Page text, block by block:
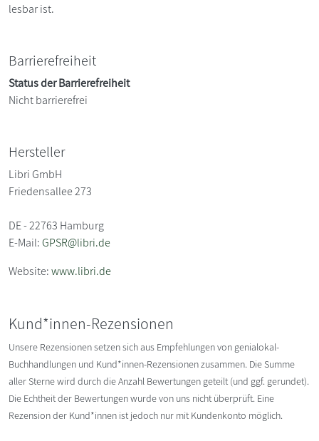
lesbar ist.
Barrierefreiheit
Status der Barrierefreiheit
Nicht barrierefrei
Hersteller
Libri GmbH
Friedensallee 273
DE - 22763 Hamburg
E-Mail:GPSR@libri.de
Website:www.libri.de
Kund*innen-Rezensionen
Unsere Rezensionen setzen sich aus Empfehlungen von genialokal-
Buchhandlungen und Kund*innen-Rezensionen zusammen. Die Summe
aller Sterne wird durch die Anzahl Bewertungen geteilt (und ggf. gerundet).
Die Echtheit der Bewertungen wurde von uns nicht überprüft. Eine
Rezension der Kund*innen ist jedoch nur mit Kundenkonto möglich.